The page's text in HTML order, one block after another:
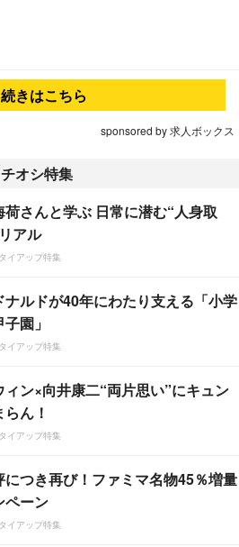
続きはこちら
sponsored by 求人ボックス
オシ特集
荷さんと学ぶ 日常に潜む“人身取
アル
イアップ特集
ナルドが40年にわたり支える「小学
園」
イアップ特集
ィン×向井康二“両片思い”にキュン
ん！
イアップ特集
につき再び！ファミマ名物45％増量
ペーン
イアップ特集